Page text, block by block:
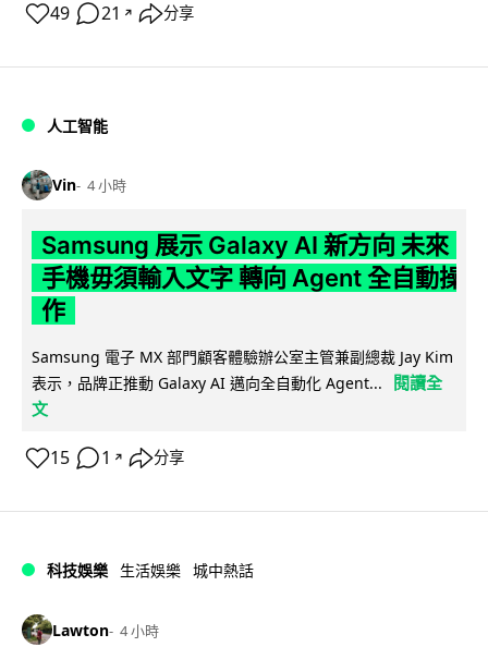
49 21 ↗ 分享
人工智能
Vin 4 小時
Samsung 展示 Galaxy AI 新方向 未來
手機毋須輸入文字 轉向 Agent 全自動操
作
Samsung 電子 MX 部門顧客體驗辦公室主管兼副總裁 Jay Kim
表示，品牌正推動 Galaxy AI 邁向全自動化 Agent...
閱讀全
文
15 1 ↗ 分享
科技娛樂 生活娛樂 城中熱話
Lawton 4 小時